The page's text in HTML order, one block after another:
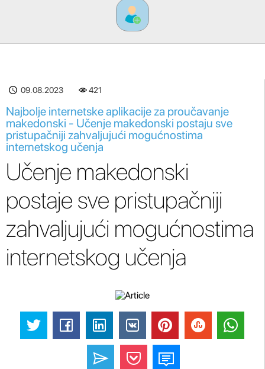
09.08.2023 421
Najbolje internetske aplikacije za proučavanje
makedonski - Učenje makedonski postaju sve
pristupačniji zahvaljujući mogućnostima
internetskog učenja
Učenje makedonski
postaje sve pristupačniji
zahvaljujući mogućnostima
internetskog učenja